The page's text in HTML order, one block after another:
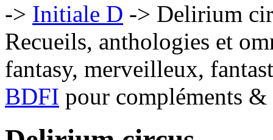
Initiale D
Delirium
Recueils, anthologies et
fantasy, merveilleux,
BDFI pour compléments